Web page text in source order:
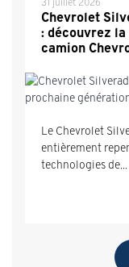
Chevrolet
: découvrez
camion
Le Chevrolet
entièrement
technologies de...